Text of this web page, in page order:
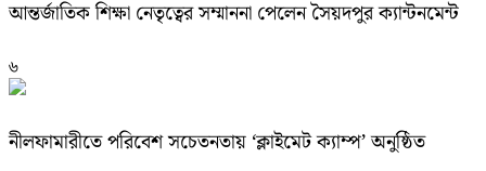
আন্তর্জাতিক শিক্ষা নেতৃত্বের সম্মাননা পেলেন সৈয়দপুর ক্যান্টনমেন্ট
৬
নীলফামারীতে পরিবেশ সচেতনতায় ‘ক্লাইমেট ক্যাম্প’ অনুষ্ঠিত